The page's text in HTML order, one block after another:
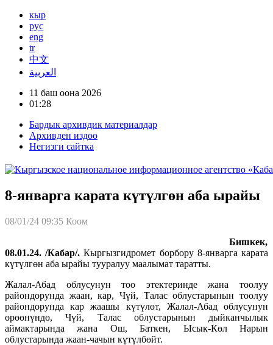
кыр
рус
eng
tr
中文
العربية
11 баш оона 2026
01:28
Бардык архивдик материалдар
Архивден издөө
Негизги сайтка
8-январга карата күтүлгөн аба ырайы
08/01/24 09:35 Коом
Бишкек,
08.01.24. /Кабар/. Кыргызгидромет борбору 8-январга карата
күтүлгөн аба ырайы тууралуу маалымат таратты.
Жалал-Абад облусунун тоо этектеринде жана тоолуу
райондорунда жаан, кар, Чүй, Талас облустарынын тоолуу
райондорунда кар жаашы күтүлөт, Жалал-Абад облусунун
өрөөнүндө, Чүй, Талас облустарынын дыйканчылык
аймактарында жана Ош, Баткен, Ысык-Көл Нарын
облустарында жаан-чачын күтүлбөйт.